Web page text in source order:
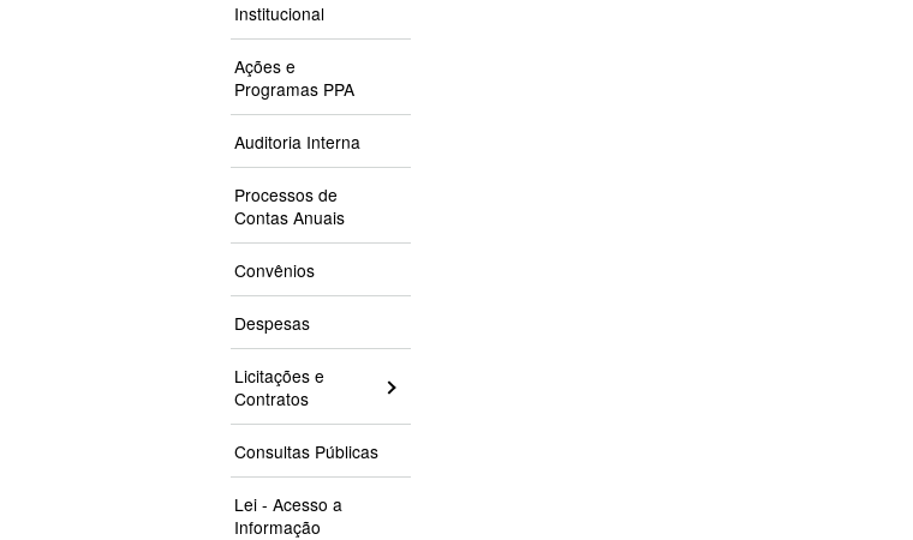
Institucional
Ações e
Programas PPA
Auditoria Interna
Processos de
Contas Anuais
Convênios
Despesas
Licitações e
Contratos
Consultas Públicas
Lei - Acesso a
Informação